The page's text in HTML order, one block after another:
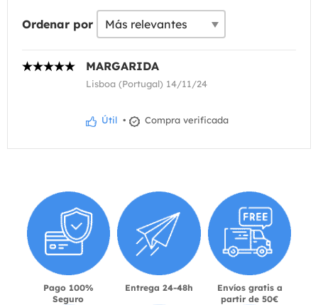
Ordenar por
MARGARIDA
Lisboa (Portugal) 14/11/24
Útil • Compra verificada
Pago 100%
Seguro
Entrega 24-48h
Envíos gratis a
partir de 50€